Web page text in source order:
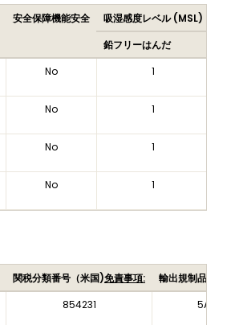
安全保障機能安全 吸湿感度レベル (MSL)
鉛フリーはんだ
No 1
No 1
No 1
No 1
関税分類番号（米国)免責事項:
輸出規制品目番
854231